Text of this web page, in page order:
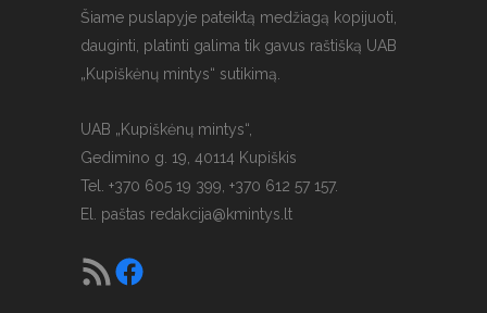
Šiame puslapyje pateiktą medžiagą kopijuoti,
dauginti, platinti galima tik gavus raštišką UAB
„Kupiškėnų mintys“ sutikimą.
UAB „Kupiškėnų mintys“,
Gedimino g. 19, 40114 Kupiškis
Tel. +370 605 19 399, +370 612 57 157.
El. paštas redakcija@kmintys.lt